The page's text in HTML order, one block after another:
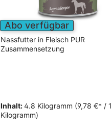
Abo verfügbar
Nassfutter in Fleisch PUR
Zusammensetzung
Inhalt:4.8 Kilogramm (9,78 €* / 1
Kilogramm)